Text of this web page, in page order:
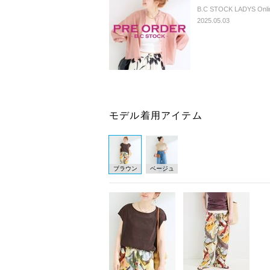
B.C STOCK LADYS
2025.05.03
モデル着用アイテム
ブラウン ベージュ